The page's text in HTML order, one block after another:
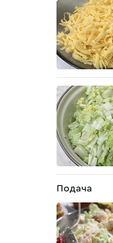
Подача